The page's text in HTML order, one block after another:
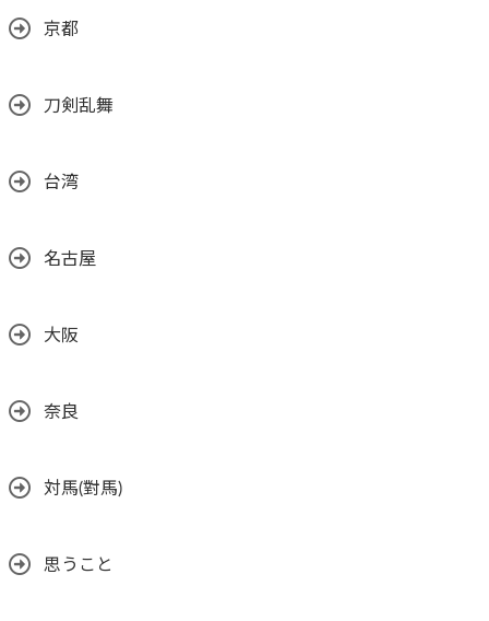
京都
刀剣乱舞
台湾
名古屋
大阪
奈良
対馬(對馬)
思うこと